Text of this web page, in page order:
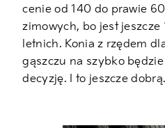
cenie od 140 do prawie
zimowych, bo jest jeszcze
letnich. Konia z rzędem
gąszczu na szybko
decyzję. I to jeszcze dobrą.